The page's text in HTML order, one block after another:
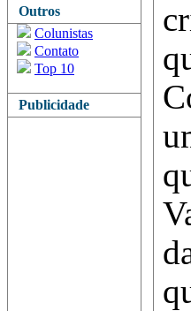
Outros
Colunistas
Contato
Top 10
Publicidade